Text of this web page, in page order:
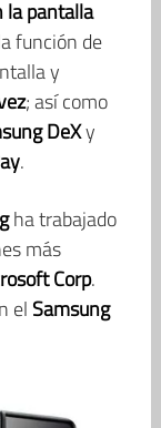
la pantalla
función de
y
; así como
DeXy
.
ha trabajado
más
Corp.
el Samsung